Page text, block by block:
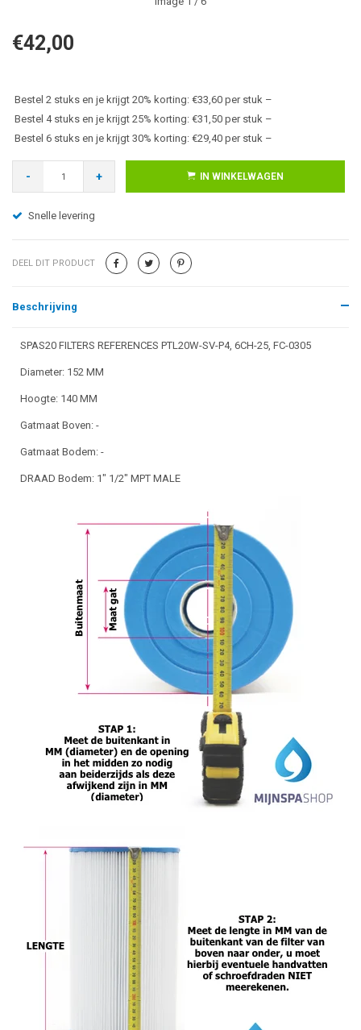
€42,00
Bestel 2 stuks en je krijgt 20% korting: €33,60 per stuk –
Bestel 4 stuks en je krijgt 25% korting: €31,50 per stuk –
Bestel 6 stuks en je krijgt 30% korting: €29,40 per stuk –
- + IN WINKELWAGEN
Snelle levering
DEEL DIT PRODUCT
Beschrijving
SPAS20 FILTERS REFERENCES PTL20W-SV-P4, 6CH-25, FC-0305
Diameter: 152 MM
Hoogte: 140 MM
Gatmaat Boven: -
Gatmaat Bodem: -
DRAAD Bodem: 1" 1/2" MPT MALE